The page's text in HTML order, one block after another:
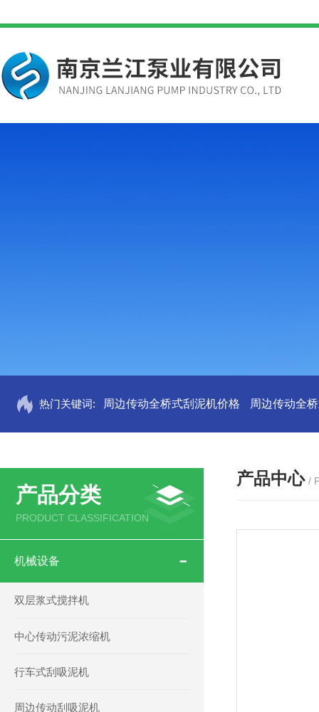
热门关键词: 周边传动全桥式刮泥机价格 周边传动全
产品分类
PRODUCT CLASSIFICATION
机械设备
双层浆式搅拌机
中心传动污泥浓缩机
行车式刮吸泥机
周边传动刮吸泥机
产品中心 /